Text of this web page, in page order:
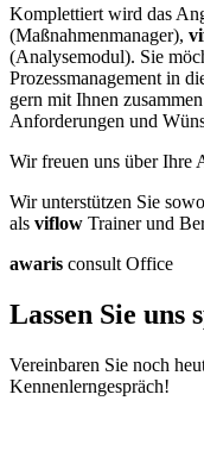
Komplettiert wird das
(Maßnahmenmanager),
(Analysemodul). Sie
Prozessmanagement in
gern mit Ihnen
Anforderungen und
Wir freuen uns über Ihre
Wir unterstützen Sie
als viflow Trainer und
awaris consult Office
Lassen Sie uns
Vereinbaren Sie noch
Kennenlerngespräch!